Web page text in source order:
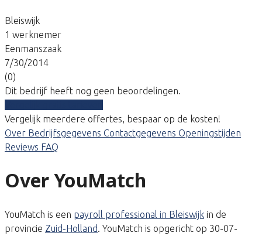
Bleiswijk
1 werknemer
Eenmanszaak
7/30/2014
(0)
Dit bedrijf heeft nog geen beoordelingen.
Vergelijk meerdere offertes, bespaar op de kosten!
Over Bedrijfsgegevens Contactgegevens Openingstijden
Reviews FAQ
Over YouMatch
YouMatch is een payroll professional in Bleiswijk in de
provincie Zuid-Holland. YouMatch is opgericht op 30-07-